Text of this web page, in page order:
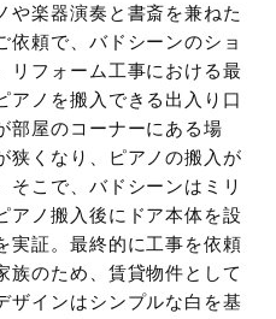
や楽器演奏と書斎を兼ねた
依頼で、バドシーンのショ
リフォーム工事における最
アノを搬入できる出入り口
部屋のコーナーにある場
狭くなり、ピアノの搬入が
そこで、バドシーンはミリ
アノ搬入後にドア本体を設
実証。最終的に工事を依頼
族のため、賃貸物件として
ザインはシンプルな白を基